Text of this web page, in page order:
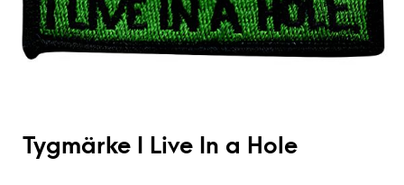
Tygmärke I Live In a Hole